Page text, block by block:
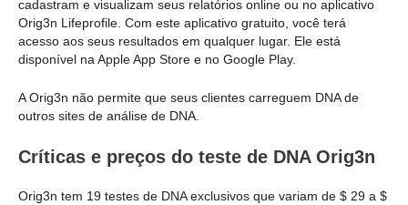
cadastram e visualizam seus relatórios online ou no aplicativo
Orig3n Lifeprofile. Com este aplicativo gratuito, você terá
acesso aos seus resultados em qualquer lugar. Ele está
disponível na Apple App Store e no Google Play.
A Orig3n não permite que seus clientes carreguem DNA de
outros sites de análise de DNA.
Críticas e preços do teste de DNA Orig3n
Orig3n tem 19 testes de DNA exclusivos que variam de $ 29 a $